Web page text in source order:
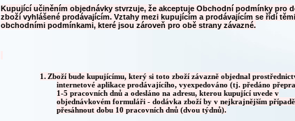
Kupující učiněním objednávky stvrzuje, že akceptuje Obchodní podmínky pro
zboží vyhlášené prodávajícím. Vztahy mezi kupujícím a prodávajícím se řídí
obchodními podmínkami, které jsou zároveň pro obě strany závazné.
1.Zboží bude kupujícímu, který si toto zboží závazně objednal
internetové aplikace prodávajícího, vyexpedováno (tj. předáno
1-5 pracovních dnů a odesláno na adresu, kterou kupující uvede v
objednávkovém formuláři - dodávka zboží by v nejkrajnějším případě
přesáhnout dobu 10 pracovních dnů (dvou týdnů).